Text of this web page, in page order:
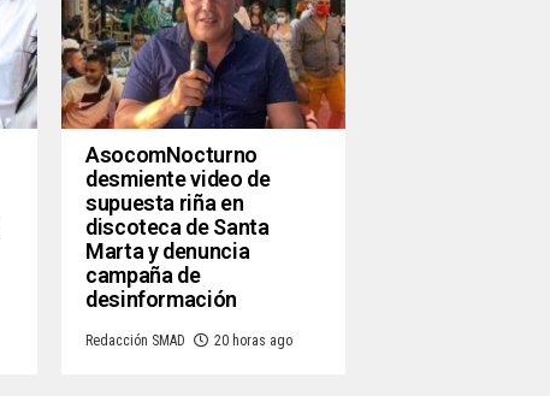
AsocomNocturno
desmiente video de
supuesta riña en
discoteca de Santa
Marta y denuncia
campaña de
desinformación
Redacción SMAD 20 horas ago